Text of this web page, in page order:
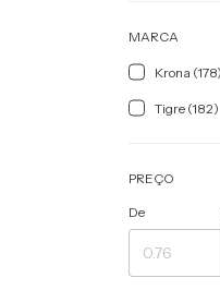
MARCA
Krona (178)
Tigre (182)
PREÇO
De